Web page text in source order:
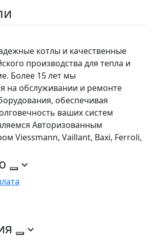
котлы и качественные
производства для тепла и
Более 15 лет мы
на обслуживании и ремонте
обеспечивая
ваших систем
Авторизованным
Viessmann, Vaillant, Baxi, Ferroli,